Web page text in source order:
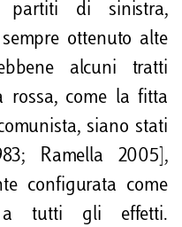
partiti di sinistra,
ottenuto alte
alcuni tratti
rossa, come la fitta
siano stati
Ramella 2005],
configurata come
a tutti gli effetti.